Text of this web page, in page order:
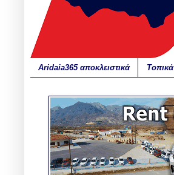
Aridaia365 αποκλειστικά Τοπικά